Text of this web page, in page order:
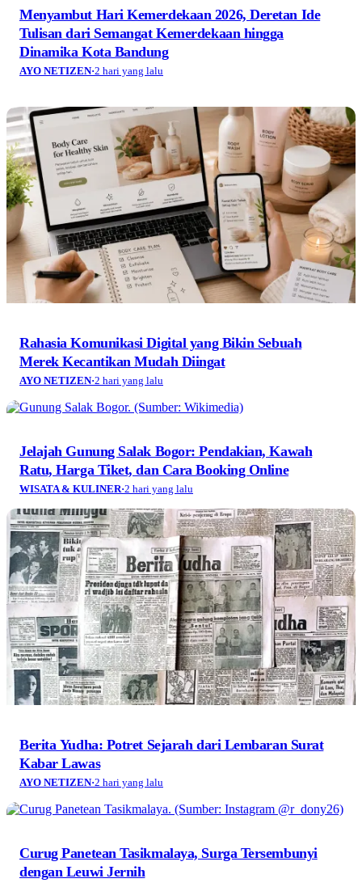
Menyambut Hari Kemerdekaan 2026, Deretan Ide
Tulisan dari Semangat Kemerdekaan hingga
Dinamika Kota Bandung
AYO NETIZEN·2 hari yang lalu
Rahasia Komunikasi Digital yang Bikin Sebuah
Merek Kecantikan Mudah Diingat
AYO NETIZEN·2 hari yang lalu
Jelajah Gunung Salak Bogor: Pendakian, Kawah
Ratu, Harga Tiket, dan Cara Booking Online
WISATA & KULINER·2 hari yang lalu
Berita Yudha: Potret Sejarah dari Lembaran Surat
Kabar Lawas
AYO NETIZEN·2 hari yang lalu
Curug Panetean Tasikmalaya, Surga Tersembunyi
dengan Leuwi Jernih